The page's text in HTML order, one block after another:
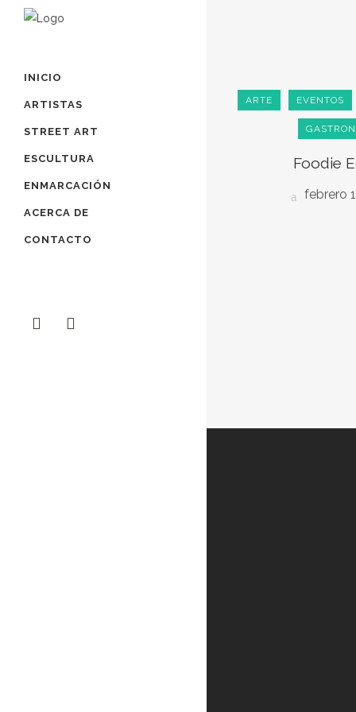
INICIO
ARTISTAS
STREET ART
ESCULTURA
ENMARCACIÓN
ACERCA DE
CONTACTO
ARTE EVENTOS
Foodie
febrero